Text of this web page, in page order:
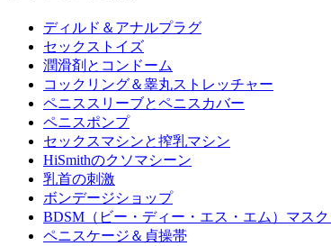
ディルド＆アナルプラグ
セックストイズ
潤滑剤とコンドーム
コックリング＆睾丸ストレッチャー
ペニススリーブとペニスカバー
ペニスポンプ
セックスマシンと搾乳マシン
HiSmithのクソマシーン
乳首の刺激
ボンデージショップ
BDSM（ビー・ディー・エス・エム）マス
ペニスケージ＆貞操帯